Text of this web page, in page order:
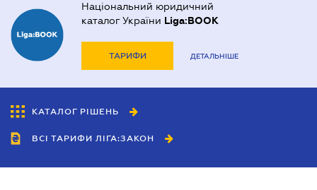
Національний юридичний
каталог України Liga:BOOK
ТАРИФИ ДЕТАЛЬНІШЕ
КАТАЛОГ РІШЕНЬ
ВСІ ТАРИФИ ЛІГА:ЗАКОН